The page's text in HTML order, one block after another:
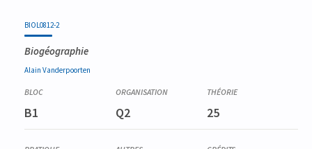
BIOL0812-2
Biogéographie
Alain Vanderpoorten
B1 Q2 25